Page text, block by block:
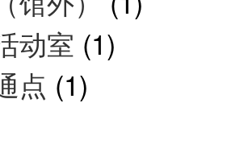
动室 (1)
点 (1)